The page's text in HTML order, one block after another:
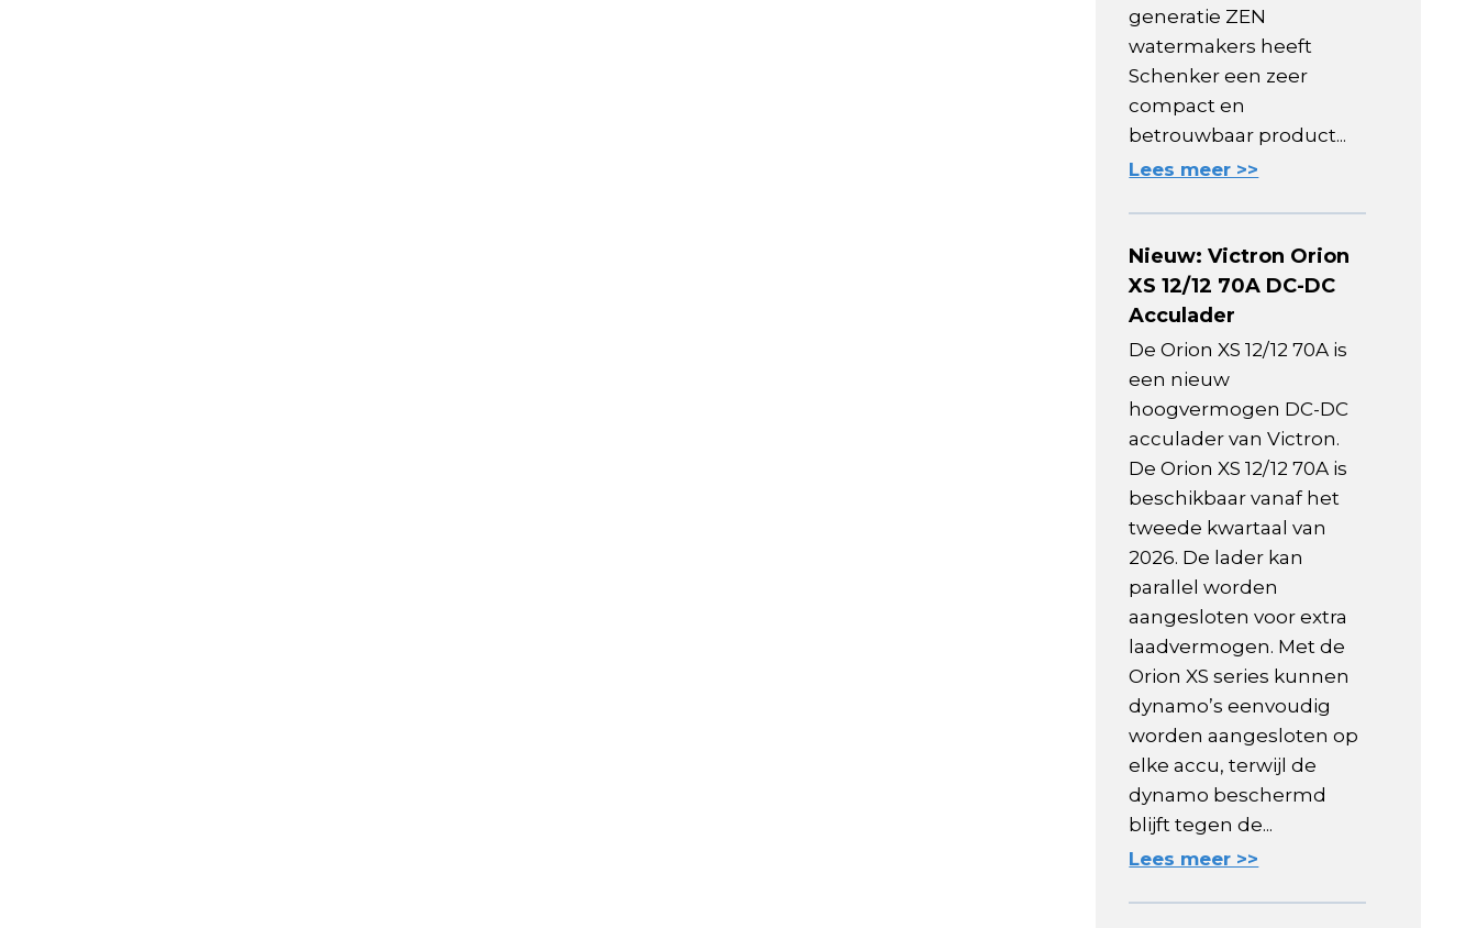
generatie ZEN
watermakers heeft
Schenker een zeer
compact en
betrouwbaar product...
Lees meer >>
Nieuw: Victron Orion
XS 12/12 70A DC-DC
Acculader
De Orion XS 12/12 70A is
een nieuw
hoogvermogen DC-DC
acculader van Victron.
De Orion XS 12/12 70A is
beschikbaar vanaf het
tweede kwartaal van
2026. De lader kan
parallel worden
aangesloten voor extra
laadvermogen. Met de
Orion XS series kunnen
dynamo’s eenvoudig
worden aangesloten op
elke accu, terwijl de
dynamo beschermd
blijft tegen de...
Lees meer >>